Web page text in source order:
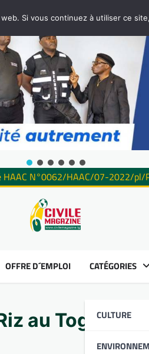
HAAC N°0062/HAAC/07-2022/pl/
OFFRE D´EMPLOI CATÉGORIES
CULTURE
au Togo
Si vous continuez à utiliser ce